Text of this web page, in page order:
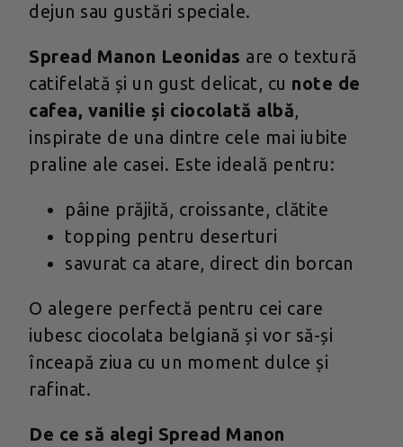
dejun sau gustări speciale.
Spread Manon Leonidas are o textură
catifelată și un gust delicat, cu note de
cafea, vanilie și ciocolată albă,
inspirate de una dintre cele mai iubite
praline ale casei. Este ideală pentru:
pâine prăjită, croissante, clătite
topping pentru deserturi
savurat ca atare, direct din borcan
O alegere perfectă pentru cei care
iubesc ciocolata belgiană și vor să-și
înceapă ziua cu un moment dulce și
rafinat.
De ce să alegi Spread Manon